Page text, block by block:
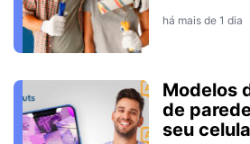
há mais de 1 dia
Modelos
de
seu